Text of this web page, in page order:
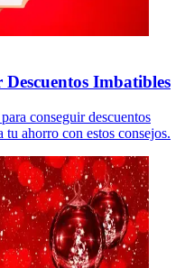
Imbatibles
conseguir descuentos
ahorro con estos consejos.